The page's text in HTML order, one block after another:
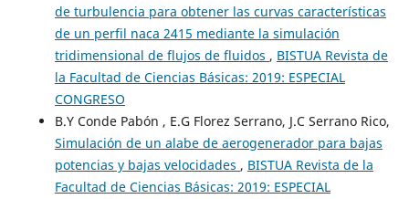
de turbulencia para obtener las curvas características
de un perfil naca 2415 mediante la simulación
tridimensional de flujos de fluidos , BISTUA Revista de
la Facultad de Ciencias Básicas: 2019: ESPECIAL
CONGRESO
B.Y Conde Pabón , E.G Florez Serrano, J.C Serrano Rico,
Simulación de un alabe de aerogenerador para bajas
potencias y bajas velocidades , BISTUA Revista de la
Facultad de Ciencias Básicas: 2019: ESPECIAL